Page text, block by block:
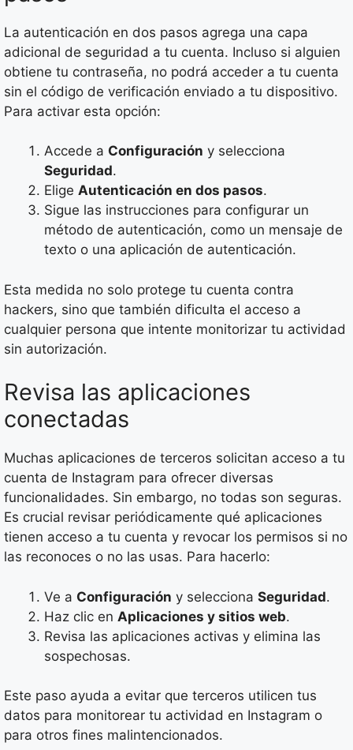
La autenticación en dos pasos agrega una capa
adicional de seguridad a tu cuenta. Incluso si alguien
obtiene tu contraseña, no podrá acceder a tu cuenta
sin el código de verificación enviado a tu dispositivo.
Para activar esta opción:
Accede a Configuración y selecciona
Seguridad.
Elige Autenticación en dos pasos.
Sigue las instrucciones para configurar un
método de autenticación, como un mensaje de
texto o una aplicación de autenticación.
Esta medida no solo protege tu cuenta contra
hackers, sino que también dificulta el acceso a
cualquier persona que intente monitorizar tu actividad
sin autorización.
Revisa las aplicaciones
conectadas
Muchas aplicaciones de terceros solicitan acceso a tu
cuenta de Instagram para ofrecer diversas
funcionalidades. Sin embargo, no todas son seguras.
Es crucial revisar periódicamente qué aplicaciones
tienen acceso a tu cuenta y revocar los permisos si no
las reconoces o no las usas. Para hacerlo:
Ve a Configuración y selecciona Seguridad.
Haz clic en Aplicaciones y sitios web.
Revisa las aplicaciones activas y elimina las
sospechosas.
Este paso ayuda a evitar que terceros utilicen tus
datos para monitorear tu actividad en Instagram o
para otros fines malintencionados.